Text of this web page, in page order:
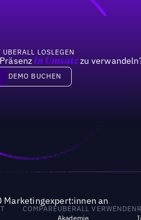
UBERALL LOSLEGEN
in Umsatzzu
BUCHEN
DEMO BUCHEN
an
COMPAREUBERALL VERWENDEN
Akademie